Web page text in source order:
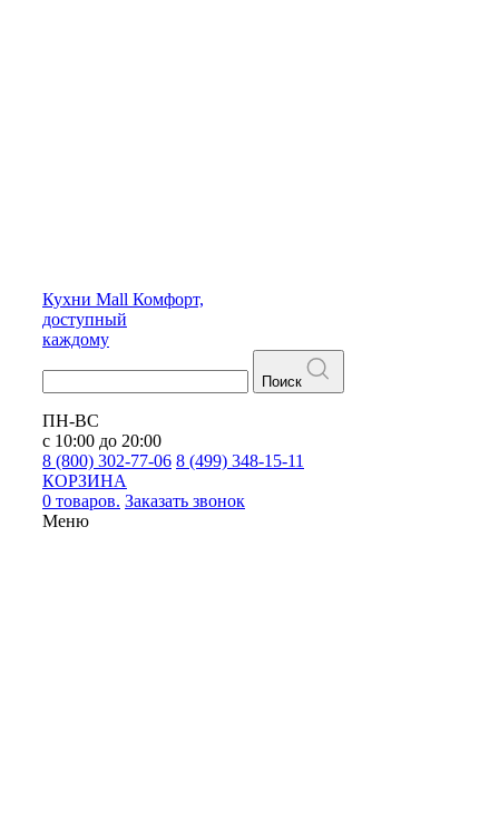
Кухни Mall Комфорт,
доступный
каждому
Поиск
ПН-ВС
с 10:00 до 20:00
8 (800) 302-77-06 8 (499) 348-15-11
КОРЗИНА
0 товаров. Заказать звонок
Меню